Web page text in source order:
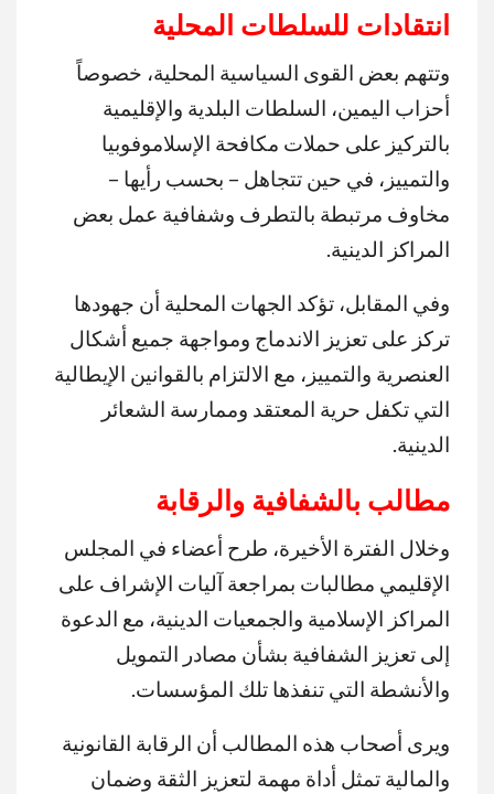
انتقادات للسلطات المحلية
وتتهم بعض القوى السياسية المحلية، خصوصاً
أحزاب اليمين، السلطات البلدية والإقليمية
بالتركيز على حملات مكافحة الإسلاموفوبيا
والتمييز، في حين تتجاهل – بحسب رأيها –
مخاوف مرتبطة بالتطرف وشفافية عمل بعض
المراكز الدينية.
وفي المقابل، تؤكد الجهات المحلية أن جهودها
تركز على تعزيز الاندماج ومواجهة جميع أشكال
العنصرية والتمييز، مع الالتزام بالقوانين الإيطالية
التي تكفل حرية المعتقد وممارسة الشعائر
الدينية.
مطالب بالشفافية والرقابة
وخلال الفترة الأخيرة، طرح أعضاء في المجلس
الإقليمي مطالبات بمراجعة آليات الإشراف على
المراكز الإسلامية والجمعيات الدينية، مع الدعوة
إلى تعزيز الشفافية بشأن مصادر التمويل
والأنشطة التي تنفذها تلك المؤسسات.
ويرى أصحاب هذه المطالب أن الرقابة القانونية
والمالية تمثل أداة مهمة لتعزيز الثقة وضمان